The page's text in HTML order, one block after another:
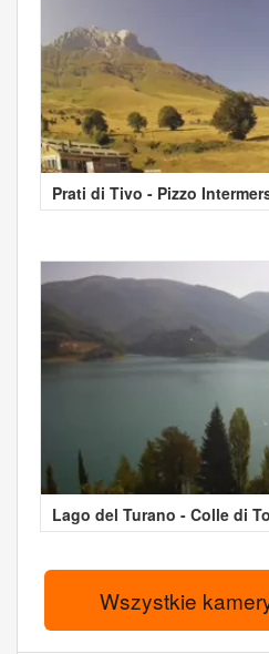
Prati di Tivo - Pizzo
Lago del Turano - Colle di
Wszystkie